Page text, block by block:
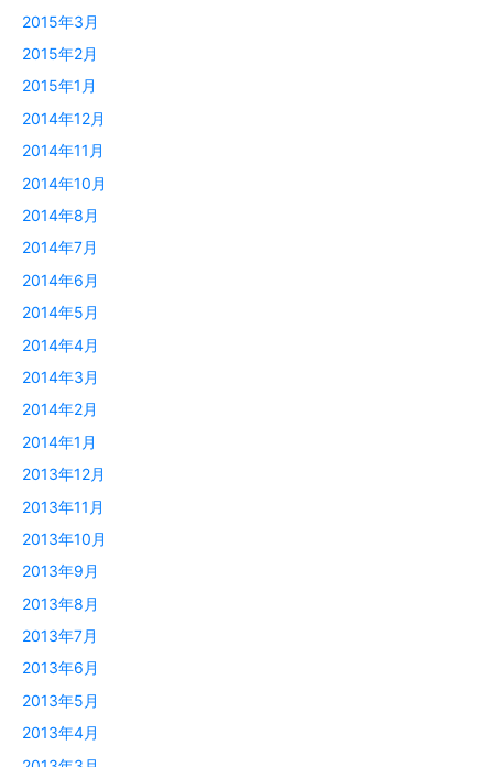
2015年3月
2015年2月
2015年1月
2014年12月
2014年11月
2014年10月
2014年8月
2014年7月
2014年6月
2014年5月
2014年4月
2014年3月
2014年2月
2014年1月
2013年12月
2013年11月
2013年10月
2013年9月
2013年8月
2013年7月
2013年6月
2013年5月
2013年4月